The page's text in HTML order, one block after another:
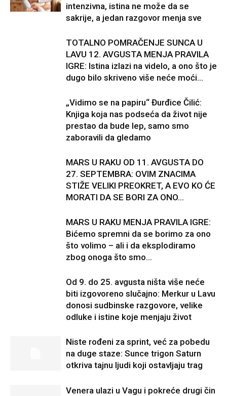
intenzivna, istina ne može da se
sakrije, a jedan razgovor menja sve
TOTALNO POMRAČENJE SUNCA U
LAVU 12. AVGUSTA MENJA PRAVILA
IGRE: Istina izlazi na videlo, a ono što je
dugo bilo skriveno više neće moći...
„Vidimo se na papiru“ Đurđice Čilić:
Knjiga koja nas podseća da život nije
prestao da bude lep, samo smo
zaboravili da gledamo
MARS U RAKU OD 11. AVGUSTA DO
27. SEPTEMBRA: OVIM ZNACIMA
STIŽE VELIKI PREOKRET, A EVO KO ĆE
MORATI DA SE BORI ZA ONO...
MARS U RAKU MENJA PRAVILA IGRE:
Bićemo spremni da se borimo za ono
što volimo – ali i da eksplodiramo
zbog onoga što smo...
Od 9. do 25. avgusta ništa više neće
biti izgovoreno slučajno: Merkur u Lavu
donosi sudbinske razgovore, velike
odluke i istine koje menjaju život
Niste rođeni za sprint, već za pobedu
na duge staze: Sunce trigon Saturn
otkriva tajnu ljudi koji ostavljaju trag
Venera ulazi u Vagu i pokreće drugi čin